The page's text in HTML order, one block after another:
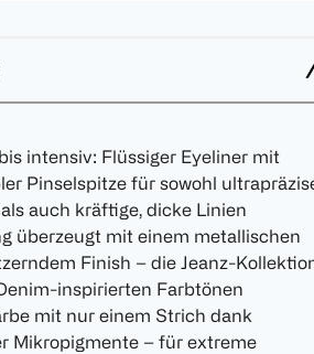
intensiv: Flüssiger Eyeliner mit
Pinselspitze für sowohl
auch kräftige, dicke Linien
überzeugt mit einem metallischen
Finish – die Jeanz-
inspirierten Farbtönen
mit nur einem Strich dank
Mikropigmente – für extreme